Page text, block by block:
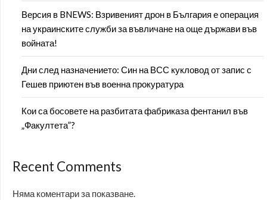
Версия в BNEWS: Взривеният дрон в България е операция
на украинските служби за въвличане на още държави във
войната!
Дни след назначението: Син на ВСС кукловод от запис с
Гешев приютен във военна прокуратура
Кои са босовете на разбитата фабриказа фентанил във
„Факултета”?
Recent Comments
Няма коментари за показване.